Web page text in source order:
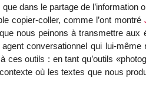
dans le partage de l’information
copier-coller, comme l’ont montré
nous peinons à transmettre aux
conversationnel qui lui-même
outils : en tant qu’outils
où les textes que nous